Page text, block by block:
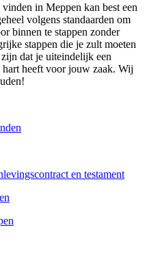
in Meppen kan best een
volgens standaarden om
binnen te stappen zonder
stappen die je zult moeten
dat je uiteindelijk een
heeft voor jouw zaak. Wij
en testament